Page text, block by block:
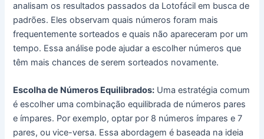
analisam os resultados passados da Lotofácil em busca de
padrões. Eles observam quais números foram mais
frequentemente sorteados e quais não apareceram por um
tempo. Essa análise pode ajudar a escolher números que
têm mais chances de serem sorteados novamente.
Escolha de Números Equilibrados: Uma estratégia comum
é escolher uma combinação equilibrada de números pares
e ímpares. Por exemplo, optar por 8 números ímpares e 7
pares, ou vice-versa. Essa abordagem é baseada na ideia